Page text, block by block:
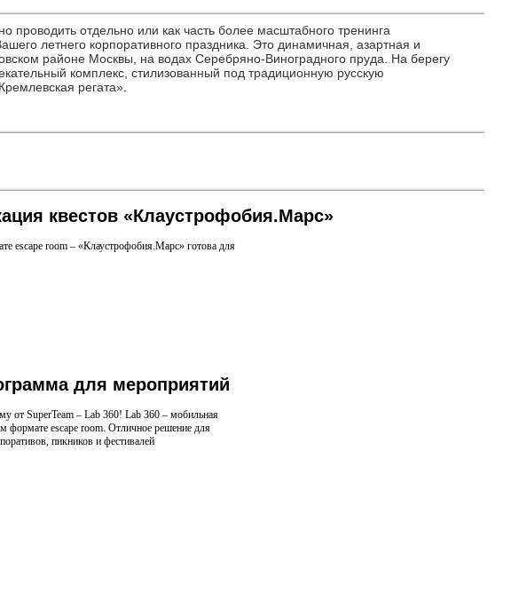
отдельно или как часть более масштабного тренинга
летнего корпоративного праздника. Это динамичная, азартная и
районе Москвы, на водах Серебряно-Виноградного пруда. На берегу
комплекс, стилизованный под традиционную русскую
регата».
квестов «Клаустрофобия.Марс»
escape room – «Клаустрофобия.Марс» готова для
для мероприятий
от SuperTeam – Lab 360! Lab 360 – мобильная
формате escape room. Отличное решение для
пикников и фестивалей